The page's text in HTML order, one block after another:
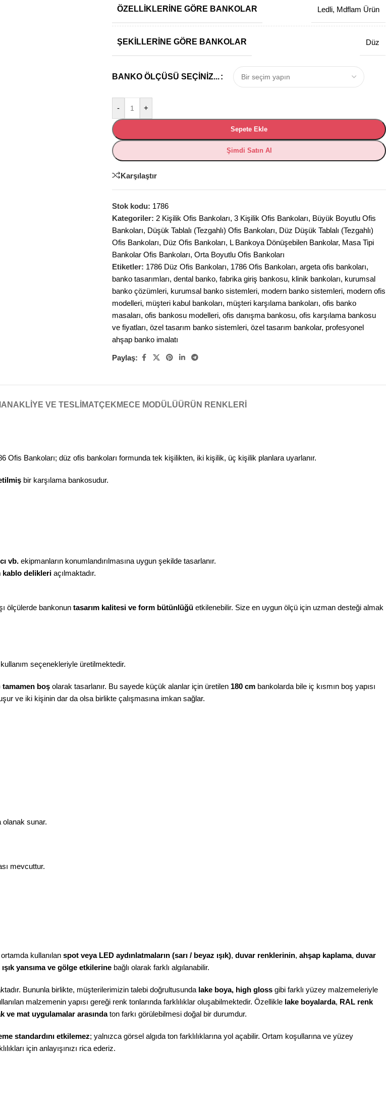
ÖZELLIKLERINE GÖRE BANKOLAR Ledli, Mdflam Ürün
ŞEKILLERINE GÖRE BANKOLAR Düz
BANKO ÖLÇÜSÜ SEÇINIZ...
- +
Sepete Ekle
Şimdi Satın Al
Karşılaştır
Stok kodu: 1786
Kategoriler: 2 Kişilik Ofis Bankoları, 3 Kişilik Ofis Bankoları, Büyük Boyutlu Ofis
Bankoları, Düşük Tablalı (Tezgahlı) Ofis Bankoları, Düz Düşük Tablalı (Tezgahlı)
Ofis Bankoları, Düz Ofis Bankoları, L Bankoya Dönüşebilen Bankolar, Masa Tipi
Bankolar Ofis Bankoları, Orta Boyutlu Ofis Bankoları
Etiketler: 1786 Düz Ofis Bankoları, 1786 Ofis Bankoları, argeta ofis bankoları,
banko tasarımları, dental banko, fabrika giriş bankosu, klinik bankoları, kurumsal
banko çözümleri, kurumsal banko sistemleri, modern banko sistemleri, modern ofis
modelleri, müşteri kabul bankoları, müşteri karşılama bankoları, ofis banko
masaları, ofis bankosu modelleri, ofis danışma bankosu, ofis karşılama bankosu
ve fiyatları, özel tasarım banko sistemleri, özel tasarım bankolar, profesyonel
ahşap banko imalatı
Paylaş:
NAKLIYE VE TESLIMATÇEKMECE MODÜLÜÜRÜN RENKLERI
Ofis Bankoları; düz ofis bankoları formunda tek kişilikten, iki kişilik, üç kişilik planlara uyarlanır.
bir karşılama bankosudur.
vb. ekipmanların konumlandırılmasına uygun şekilde tasarlanır.
kablo delikleri açılmaktadır.
ölçülerde bankonun tasarım kalitesi ve form bütünlüğü etkilenebilir. Size en uygun ölçü için uzman desteği almak
seçenekleriyle üretilmektedir.
tamamen boş olarak tasarlanır. Bu sayede küçük alanlar için üretilen 180 cm bankolarda bile iç kısmın boş yapısı
ve iki kişinin dar da olsa birlikte çalışmasına imkan sağlar.
olanak sunar.
mevcuttur.
kullanılan spot veya LED aydınlatmaların (sarı / beyaz ışık), duvar renklerinin, ahşap kaplama, duvar
ışık yansıma ve gölge etkilerine bağlı olarak farklı algılanabilir.
Bununla birlikte, müşterilerimizin talebi doğrultusunda lake boya, high gloss gibi farklı yüzey malzemeleriyle
malzemenin yapısı gereği renk tonlarında farklılıklar oluşabilmektedir. Özellikle lake boyalarda, RAL renk
ve mat uygulamalar arasındaton farkı görülebilmesi doğal bir durumdur.
standardını etkilemez; yalnızca görsel algıda ton farklılıklarına yol açabilir. Ortam koşullarına ve yüzey
için anlayışınızı rica ederiz.